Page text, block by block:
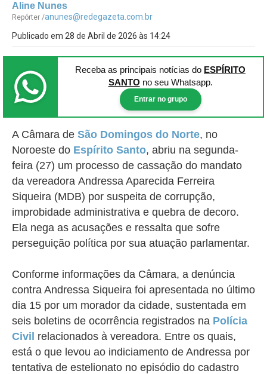
Aline Nunes
Repórter /anunes@redegazeta.com.br
Publicado em 28 de Abril de 2026 às 14:24
Receba as principais notícias do ESPÍRITO
SANTO no seu Whatsapp.
Entrar no grupo
A Câmara de São Domingos do Norte, no
Noroeste do Espírito Santo, abriu na segunda-
feira (27) um processo de cassação do mandato
da vereadora Andressa Aparecida Ferreira
Siqueira (MDB) por suspeita de corrupção,
improbidade administrativa e quebra de decoro.
Ela nega as acusações e ressalta que sofre
perseguição política por sua atuação parlamentar.
Conforme informações da Câmara, a denúncia
contra Andressa Siqueira foi apresentada no último
dia 15 por um morador da cidade, sustentada em
seis boletins de ocorrência registrados na Polícia
Civil relacionados à vereadora. Entre os quais,
está o que levou ao indiciamento de Andressa por
tentativa de estelionato no episódio do cadastro